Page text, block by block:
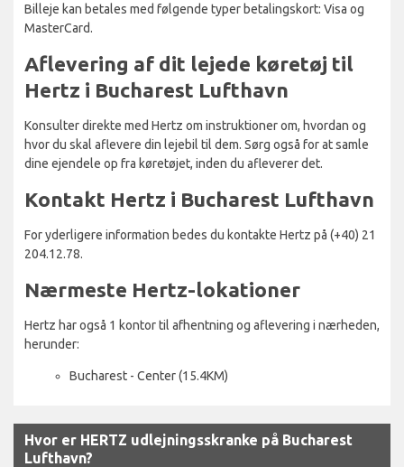
Billeje kan betales med følgende typer betalingskort: Visa og
MasterCard.
Aflevering af dit lejede køretøj til
Hertz i Bucharest Lufthavn
Konsulter direkte med Hertz om instruktioner om, hvordan og
hvor du skal aflevere din lejebil til dem. Sørg også for at samle
dine ejendele op fra køretøjet, inden du afleverer det.
Kontakt Hertz i Bucharest Lufthavn
For yderligere information bedes du kontakte Hertz på (+40) 21
204.12.78.
Nærmeste Hertz-lokationer
Hertz har også 1 kontor til afhentning og aflevering i nærheden,
herunder:
Bucharest - Center (15.4KM)
Hvor er HERTZ udlejningsskranke på Bucharest
Lufthavn?